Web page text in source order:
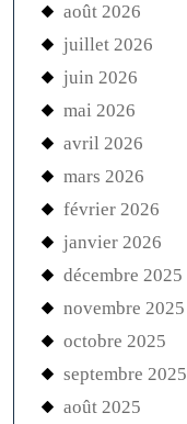
août 2026
juillet 2026
juin 2026
mai 2026
avril 2026
mars 2026
février 2026
janvier 2026
décembre 2025
novembre 2025
octobre 2025
septembre 2025
août 2025